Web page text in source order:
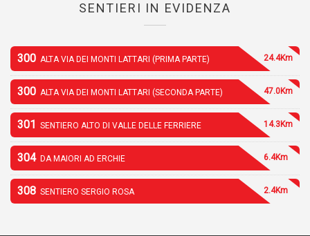
SENTIERI IN EVIDENZA
300 ALTA VIA DEI MONTI LATTARI (PRIMA PARTE) 24.4Km
300 ALTA VIA DEI MONTI LATTARI (SECONDA PARTE) 47.0Km
301 SENTIERO ALTO DI VALLE DELLE FERRIERE 14.3Km
304 DA MAIORI AD ERCHIE 6.4Km
308 SENTIERO SERGIO ROSA 2.4Km